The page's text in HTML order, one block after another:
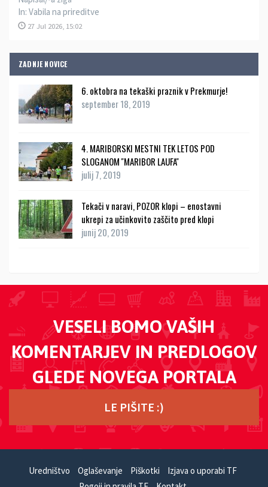
In: Vabila na prireditve
27 Jul 2026, 15:02
ZADNJE NOVICE
6. oktobra na tekaški praznik v Prekmurje!
september 18, 2019
4. MARIBORSKI MESTNI TEK LETOS POD
SLOGANOM ''MARIBOR LAUFA''
julij 7, 2019
Tekači v naravi, POZOR klopi – enostavni
ukrepi za učinkovito zaščito pred klopi
junij 20, 2019
VESELI BOMO VAŠIH
KOMENTARJEV IN PREDLOGOV
GLEDE NOVEGA PORTALA
LE PIŠITE :)
Uredništvo Oglaševanje Piškotki
Izjava o uporabi TF